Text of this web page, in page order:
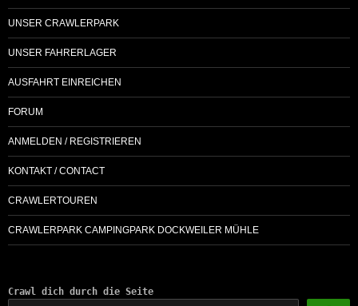
UNSER CRAWLERPARK
UNSER FAHRERLAGER
AUSFAHRT EINREICHEN
FORUM
ANMELDEN / REGISTRIEREN
KONTAKT / CONTACT
CRAWLERTOUREN
CRAWLERPARK CAMPINGPARK DOCKWEILER MÜHLE
Crawl dich durch die Seite